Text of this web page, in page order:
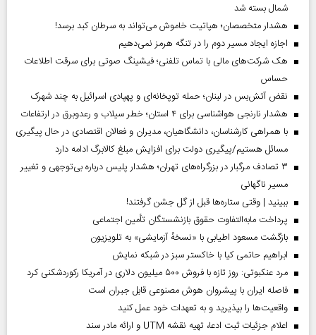
شمال بسته شد
هشدار متخصصان؛ هپاتیت خاموش می‌تواند به سرطان کبد برسد!
اجازه ایجاد مسیر دوم را در تنگه هرمز نمی‌دهیم
هک شرکت‌های مالی با تماس تلفنی؛ فیشینگ صوتی برای سرقت اطلاعات
حساس
نقض آتش‌بس در لبنان؛ حمله توپخانه‌ای و پهپادی اسرائیل به چند شهرک
هشدار نارنجی هواشناسی برای ۴ استان؛ خطر سیلاب و رعدوبرق در ارتفاعات
با همراهی کارشناسان، دانشگاهیان، مدیران و فعالان اقتصادی در حال پیگیری
مسائل هستیم/پیگیری دولت برای افزایش مبلغ کالابرگ ادامه دارد
۳ تصادف مرگبار در بزرگراه‌های تهران؛ هشدار پلیس درباره بی‌توجهی و تغییر
مسیر ناگهانی
ببینید | وقتی ستاره‌ها قبل از گل جشن گرفتند!
پرداخت مابه‌التفاوت حقوق بازنشستگان تأمین اجتماعی
بازگشت مسعود اطیابی با «نسخهٔ آزمایشی» به تلویزیون
ابراهیم حاتمی کیا با خاکستر سبز در شبکه نمایش
مرد عنکبوتی: روز تازه با فروش ۵۰۰ میلیون دلاری در آمریکا رکوردشکنی کرد
فاصله ایران با پیشرو‌ان هوش مصنوعی قابل جبران است
واقعیت‌ها را بپذیرید و به تعهدات خود عمل کنید
اعلام جزئیات ثبت ادعا، تهیه نقشه UTM و ارائه مادر سند